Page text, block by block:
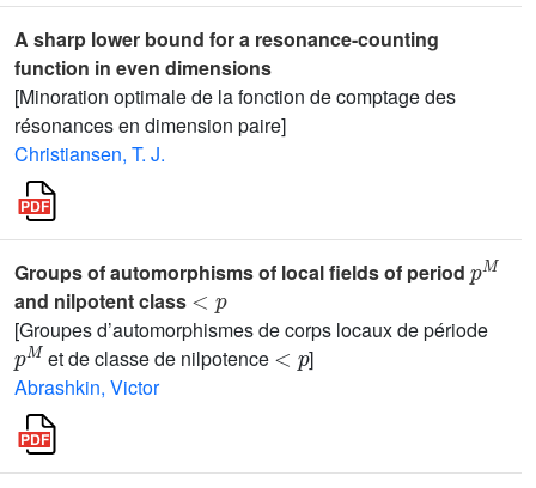
A sharp lower bound for a resonance-counting
function in even dimensions
[Minoration optimale de la fonction de comptage des
résonances en dimension paire]
Christiansen, T. J.
Groups of automorphisms of local fields of period
M
and nilpotent class
<p
[Groupes d’automorphismes de corps locaux de période
pM
et de classe de nilpotence
<p
]
Abrashkin, Victor